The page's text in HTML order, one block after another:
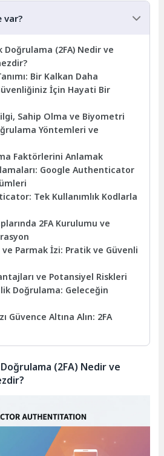
var?
(2FA) Nedir ve
Bir Kalkan Daha
İçin Hayati Bir
Sahip Olma ve Biyometri
Yöntemleri ve
Faktörlerini Anlamak
Google Authenticator
Tek Kullanımlık Kodlarla
2FA Kurulumu ve
ve Parmak İzi: Pratik ve Güvenli
ve Potansiyel Riskleri
Doğrulama: Geleceğin
Güvence Altına Alın: 2FA
(2FA) Nedir ve